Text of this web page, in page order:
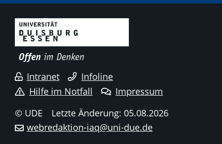
Intranet
Infoline
Hilfe im Notfall
Impressum
© UDE
Letzte Änderung: 05.08.2026
webredaktion-iaq@uni-due.de